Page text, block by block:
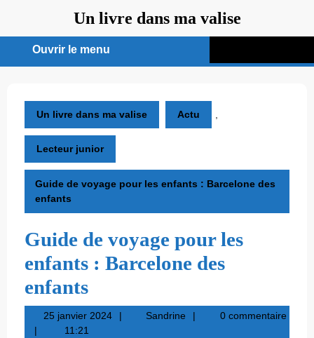
contenu
Un livre dans ma valise
Ouvrir le menu
menu
Un livre dans ma valise Actu
Lecteur junior
Guide de voyage pour les enfants : Barcelone des
enfants
Guide de voyage pour les
enfants : Barcelone des
enfants
25 janvier 202425
SandrineSandrine0 commentaire
11:21